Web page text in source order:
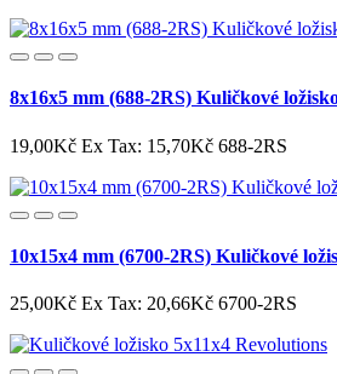
8x16x5 mm (688-2RS) Kuličkové
19,00Kč Ex Tax: 15,70Kč 688-2RS
10x15x4 mm (6700-2RS) Kuličkové
25,00Kč Ex Tax: 20,66Kč 6700-2RS